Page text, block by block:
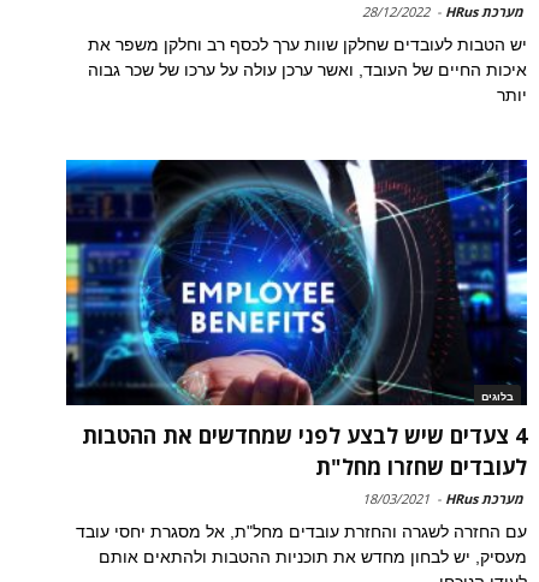
מערכת HRus -
28/12/2022
יש הטבות לעובדים שחלקן שוות ערך לכסף רב וחלקן משפר את
איכות החיים של העובד, ואשר ערכן עולה על ערכו של שכר גבוה
יותר
בלוגים
4 צעדים שיש לבצע לפני שמחדשים את ההטבות
לעובדים שחזרו מחל"ת
מערכת HRus -
18/03/2021
עם החזרה לשגרה והחזרת עובדים מחל"ת, אל מסגרת יחסי עובד
מעסיק, יש לבחון מחדש את תוכניות ההטבות ולהתאים אותם